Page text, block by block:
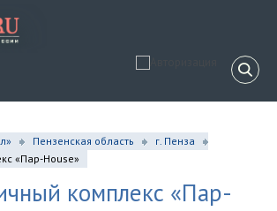
Пензенская область
г. Пенза
«Пар-House»
комплекс «Пар-